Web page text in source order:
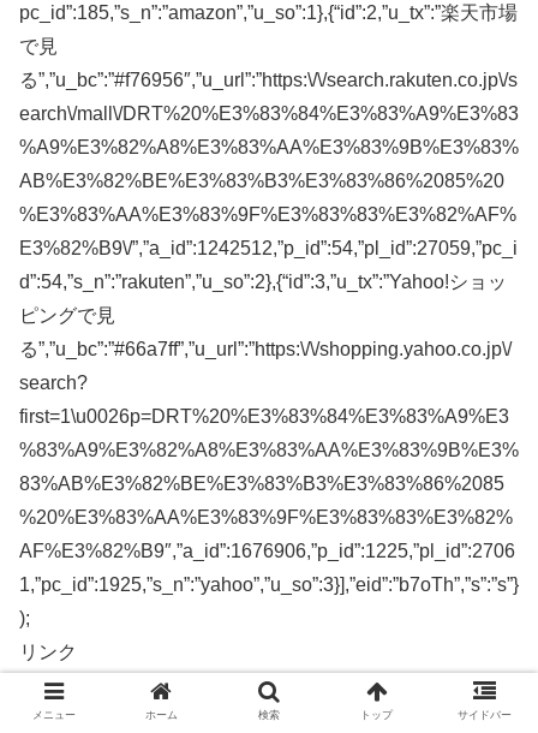
pc_id”:185,”s_n”:”amazon”,”u_so”:1},{“id”:2,”u_tx”:”楽天市場
で見
る”,”u_bc”:”#f76956″,”u_url”:”https:\/\/search.rakuten.co.jp\/s
earch\/mall\/DRT%20%E3%83%84%E3%83%A9%E3%83
%A9%E3%82%A8%E3%83%AA%E3%83%9B%E3%83%
AB%E3%82%BE%E3%83%B3%E3%83%86%2085%20
%E3%83%AA%E3%83%9F%E3%83%83%E3%82%AF%
E3%82%B9\/”,”a_id”:1242512,”p_id”:54,”pl_id”:27059,”pc_i
d”:54,”s_n”:”rakuten”,”u_so”:2},{“id”:3,”u_tx”:”Yahoo!ショッ
ピングで見
る”,”u_bc”:”#66a7ff”,”u_url”:”https:\/\/shopping.yahoo.co.jp\/
search?
first=1\u0026p=DRT%20%E3%83%84%E3%83%A9%E3
%83%A9%E3%82%A8%E3%83%AA%E3%83%9B%E3%
83%AB%E3%82%BE%E3%83%B3%E3%83%86%2085
%20%E3%83%AA%E3%83%9F%E3%83%83%E3%82%
AF%E3%82%B9″,”a_id”:1676906,”p_id”:1225,”pl_id”:2706
1,”pc_id”:1925,”s_n”:”yahoo”,”u_so”:3}],”eid”:”b7oTh”,”s”:”s”}
);
リンク
2021年 DRT 70リミックス 70remixの出
メニュー ホーム 検索 トップ サイドバー